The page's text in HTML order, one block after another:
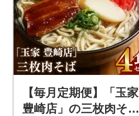
【毎月定期便】「玉家
豊崎店」の三枚肉そば